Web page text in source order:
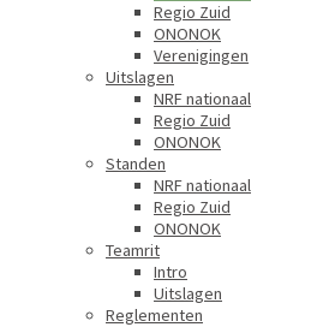
Regio Zuid
ONONOK
Verenigingen
Uitslagen
NRF nationaal
Regio Zuid
ONONOK
Standen
NRF nationaal
Regio Zuid
ONONOK
Teamrit
Intro
Uitslagen
Reglementen